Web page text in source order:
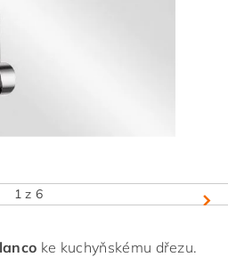
1 z 6
ke kuchyňskému dřezu.